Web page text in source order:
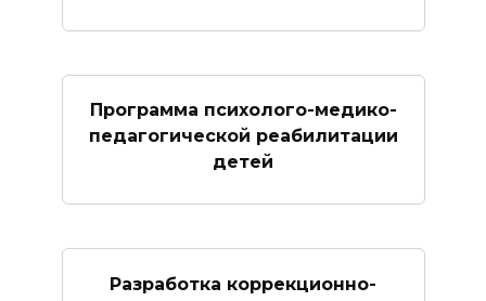
Программа психолого-медико-
педагогической реабилитации
детей
Разработка коррекционно-